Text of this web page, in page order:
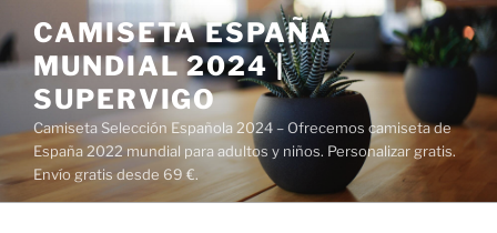
al
contenido
CAMISETA ESPAÑA
MUNDIAL 2024 |
SUPERVIGO
Camiseta Selección Española 2024 – Ofrecemos camiseta de
España 2022 mundial para adultos y niños. Personalizar gratis.
Envío gratis desde 69 €.